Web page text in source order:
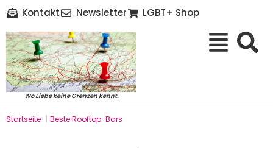
Kontakt Newsletter LGBT+ Shop
Wo Liebe keine Grenzen kennt.
Startseite | Beste Rooftop-Bars